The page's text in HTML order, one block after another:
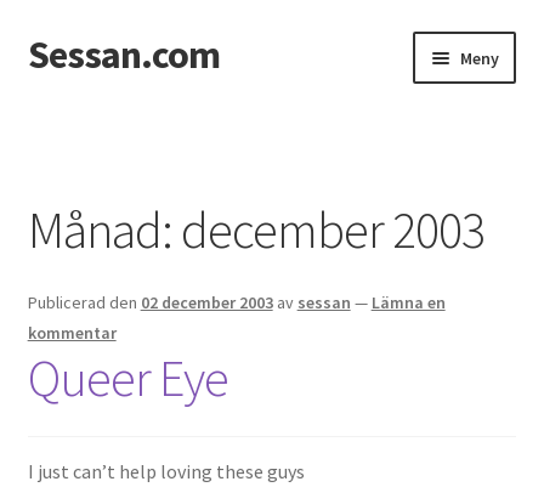
Hoppa
till
Hoppa
till
Sessan.com Meny
Integritetspolicy
Jessicas & Marcus bröllop
Ett helt fantastiskt bröllop!
Månad: december 2003
Publicerad den 02 december 2003 av sessan — Lämna en
kommentar
Queer Eye
I just can’t help loving these guys